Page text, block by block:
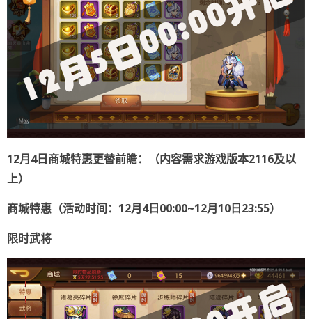
12月4日商城特惠更替前瞻： （内容需求游戏版本2116及以
上）
商城特惠（活动时间：12月4日00:00~12月10日23:55）
限时武将